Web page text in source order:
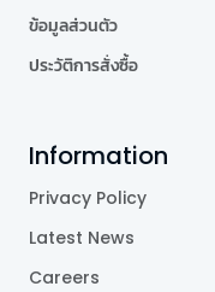
ข้อมูลส่วนตัว
ประวัติการสั่งซื้อ
Information
Privacy Policy
Latest News
Careers